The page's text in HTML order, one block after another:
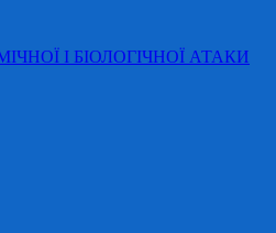
І БІОЛОГІЧНОЇ АТАКИ